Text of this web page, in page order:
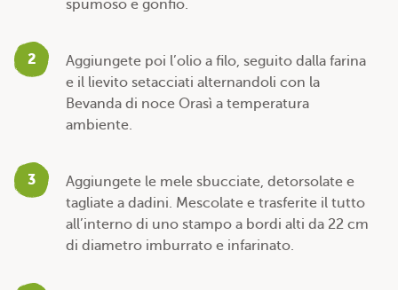
spumoso e gonfio.
2
Aggiungete poi l’olio a filo, seguito dalla farina
e il lievito setacciati alternandoli con la
Bevanda di noce Orasì a temperatura
ambiente.
3
Aggiungete le mele sbucciate, detorsolate e
tagliate a dadini. Mescolate e trasferite il tutto
all’interno di uno stampo a bordi alti da 22 cm
di diametro imburrato e infarinato.